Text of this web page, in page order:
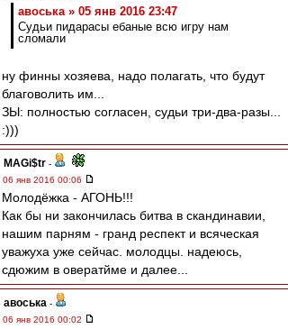
авоська » 05 янв 2016 23:47
Судьи пидарасы ебаные всю игру нам
сломали
ну финны хозяева, надо полагать, что будут
благоволить им...
ЗЫ: полностью согласен, судьи три-два-разы...
:)))
MAGi$tr -
06 янв 2016 00:06
Молодёжка - АГОНЬ!!!
Как бы ни закончилась битва в скандинавии,
нашим парням - гранд респект и всяческая
уважуха уже сейчас. молодцы. надеюсь,
сдюжим в овератйме и далее...
авоська -
06 янв 2016 00:02